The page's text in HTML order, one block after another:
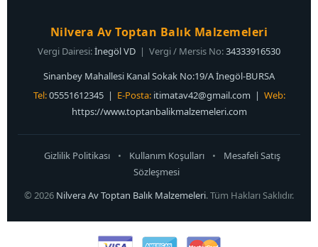
Nilvera Av Toptan Balık Malzemeleri
Vergi Dairesi:İnegöl VD | Vergi / Mersis No:34333916530
Sinanbey Mahallesi Kanal Sokak No:19/A İnegöl-BURSA
Tel:05551612345 | E-Posta: itimatav42@gmail.com | Web:
https://www.toptanbalikmalzemeleri.com
Gizlilik Politikası • Kullanım Koşulları •
Mesafeli Satış
Sözleşmesi
© 2026 Nilvera Av Toptan Balık Malzemeleri. Tüm Hakları Saklıdır.